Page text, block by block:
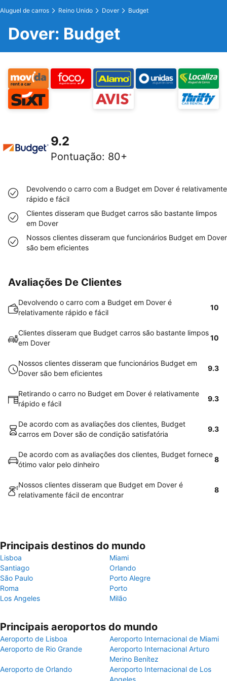
Aluguel de carros Reino Unido Dover Budget
Dover: Budget
9.2
Pontuação: 80+
Devolvendo o carro com a Budget em Dover é relativamente
rápido e fácil
Clientes disseram que Budget carros são bastante limpos
em Dover
Nossos clientes disseram que funcionários Budget em Dover
são bem eficientes
Avaliações De Clientes
Devolvendo o carro com a Budget em Dover é
relativamente rápido e fácil
10
Clientes disseram que Budget carros são bastante limpos
em Dover
10
Nossos clientes disseram que funcionários Budget em
Dover são bem eficientes
9.3
Retirando o carro no Budget em Dover é relativamente
rápido e fácil
9.3
De acordo com as avaliações dos clientes, Budget
carros em Dover são de condição satisfatória
9.3
De acordo com as avaliações dos clientes, Budget fornece
ótimo valor pelo dinheiro
8
Nossos clientes disseram que Budget em Dover é
relativamente fácil de encontrar
8
Principais destinos do mundo
Lisboa
Miami
Santiago
Orlando
São Paulo
Porto Alegre
Roma
Porto
Los Angeles
Milão
Principais aeroportos do mundo
Aeroporto de Lisboa
Aeroporto Internacional de Miami
Aeroporto de Rio Grande
Aeroporto Internacional Arturo
Merino Benítez
Aeroporto de Orlando
Aeroporto Internacional de Los
Angeles